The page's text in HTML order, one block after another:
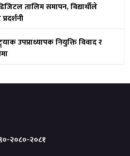
तालिम समापन, विद्यार्थीले
उपप्राध्यापक नियुक्ति विवाद र
२०८०-२०८१